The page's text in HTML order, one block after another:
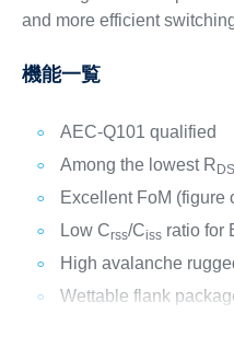
and more efficient
機能一覧
AEC-Q101 qualified
Among the lowest R
Excellent FoM (figure
Low Crss/Cissratio for
High avalanche
Wettable flank